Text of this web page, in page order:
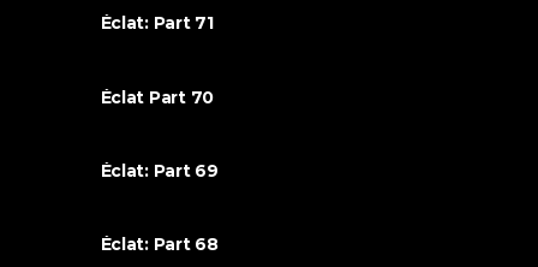
Éclat: Part 71
Éclat Part 70
Éclat: Part 69
Éclat: Part 68